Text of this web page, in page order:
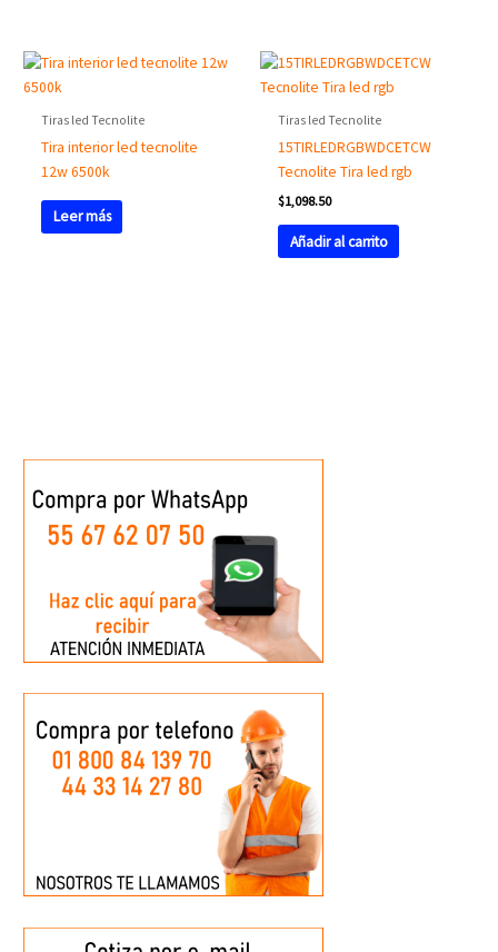
Tiras led Tecnolite
Tira interior led tecnolite
12w 6500k
Leer más
Tiras led Tecnolite
15TIRLEDRGBWDCETCW
Tecnolite Tira led rgb
$1,098.50
Añadir al carrito